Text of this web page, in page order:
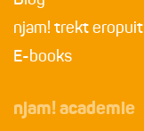
njam! trekt eropuit
E-books
njam! academie